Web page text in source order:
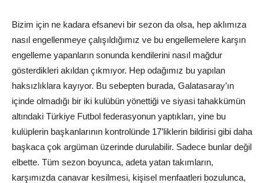
Bizim için ne kadara efsanevi bir sezon da olsa, hep aklımıza
nasıl engellenmeye çalışıldığımız ve bu engellemelere karşın
engelleme yapanların sonunda kendilerini nasıl mağdur
gösterdikleri akıldan çıkmıyor. Hep odağımız bu yapılan
haksızlıklara kayıyor. Bu sebepten burada, Galatasaray’ın
içinde olmadığı bir iki kulübün yönettiği ve siyasi tahakkümün
altındaki Türkiye Futbol federasyonun yaptıkları, yine bu
kulüplerin başkanlarının kontrolünde 17’liklerin bildirisi gibi daha
başkaca çok argüman üzerinde durulabilir. Sadece bunlar değil
elbette. Tüm sezon boyunca, adeta yatan takımların,
karşımızda canavar kesilmesi, kişisel menfaatleri bozulunca,